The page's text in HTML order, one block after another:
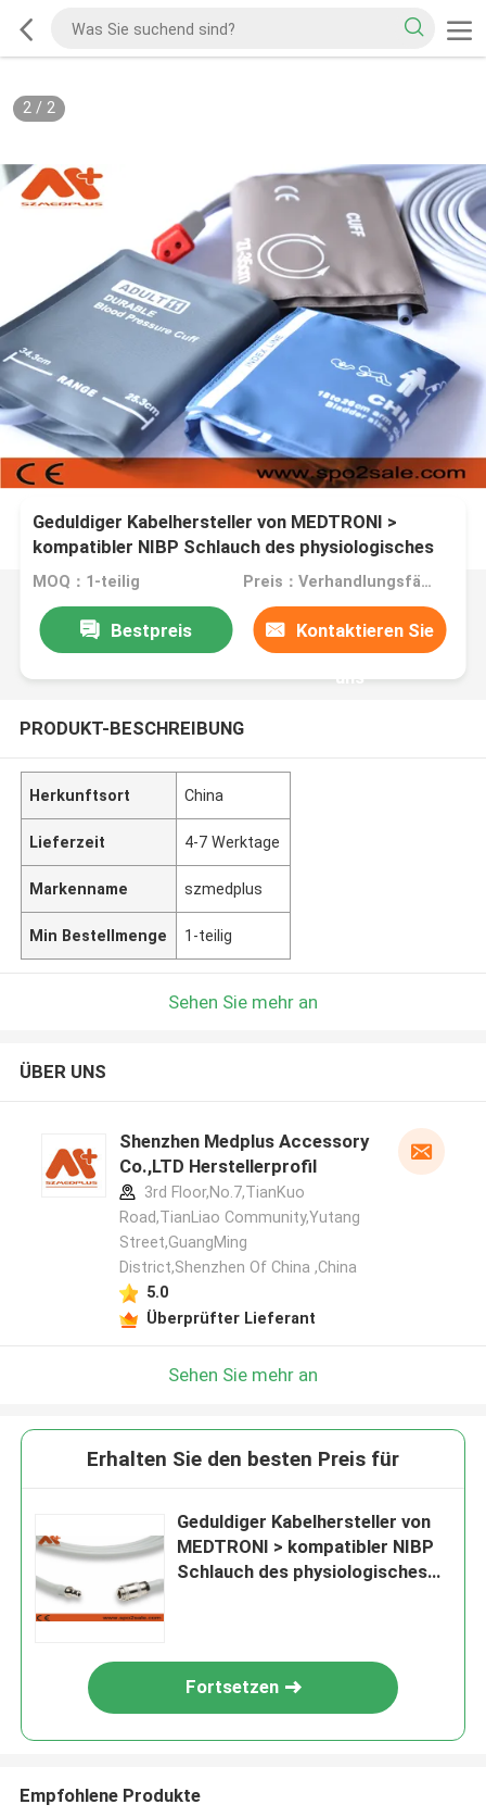
2/ 2
Geduldiger Kabelhersteller von MEDTRONI >
kompatibler NIBP Schlauch des physiologisches
Steuer- 11996-000033 für Lifepak 12, Lifepak 20
MOQ：1-teilig Preis：Verhandlungsfähig
Bestpreis Kontaktieren Sie
uns
PRODUKT-BESCHREIBUNG
Herkunftsort China
Lieferzeit 4-7 Werktage
Markenname szmedplus
Min Bestellmenge 1-teilig
Sehen Sie mehr an
ÜBER UNS
Shenzhen Medplus Accessory
Co.,LTD Herstellerprofil
3rd Floor,No.7,TianKuo
Road,TianLiao Community,Yutang
Street,GuangMing
District,Shenzhen Of China ,China
5.0
Überprüfter Lieferant
Sehen Sie mehr an
Erhalten Sie den besten Preis für
Geduldiger Kabelhersteller von
MEDTRONI > kompatibler NIBP
Schlauch des physiologisches
Fortsetzen
Empfohlene Produkte